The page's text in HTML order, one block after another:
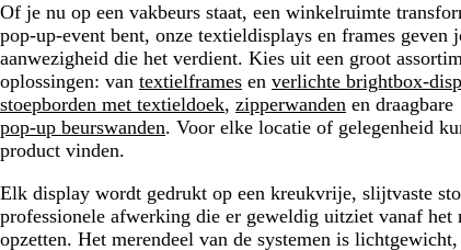
Of je nu op een vakbeurs staat, een winkelruimte
pop-up-event bent, onze textieldisplays en frames geven
aanwezigheid die het verdient. Kies uit een groot
oplossingen: van textielframes en verlichte brightbox-
stoepborden met textieldoek, zipperwanden en draagbare
pop-up beurswanden. Voor elke locatie of gelegenheid
product vinden.
Elk display wordt gedrukt op een kreukvrije, slijtvaste
professionele afwerking die er geweldig uitziet vanaf het
opzetten. Het merendeel van de systemen is